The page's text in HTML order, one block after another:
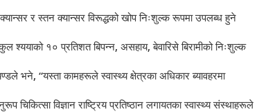
र स्तन क्यान्सर विरूद्धको खोप निःशुल्क रूपमा उपलब्ध हुने
श्ययाको १० प्रतिशत बिपन्न, असहाय, बेवारिसे बिरामीको निःशुल्क
भने, “यस्ता कामहरूले स्वास्थ्य क्षेत्रका अधिकार ब्यावहरमा
चिकित्सा विज्ञान राष्ट्रिय प्रतिष्ठान लगायतका स्वास्थ्य संस्थाहरूले